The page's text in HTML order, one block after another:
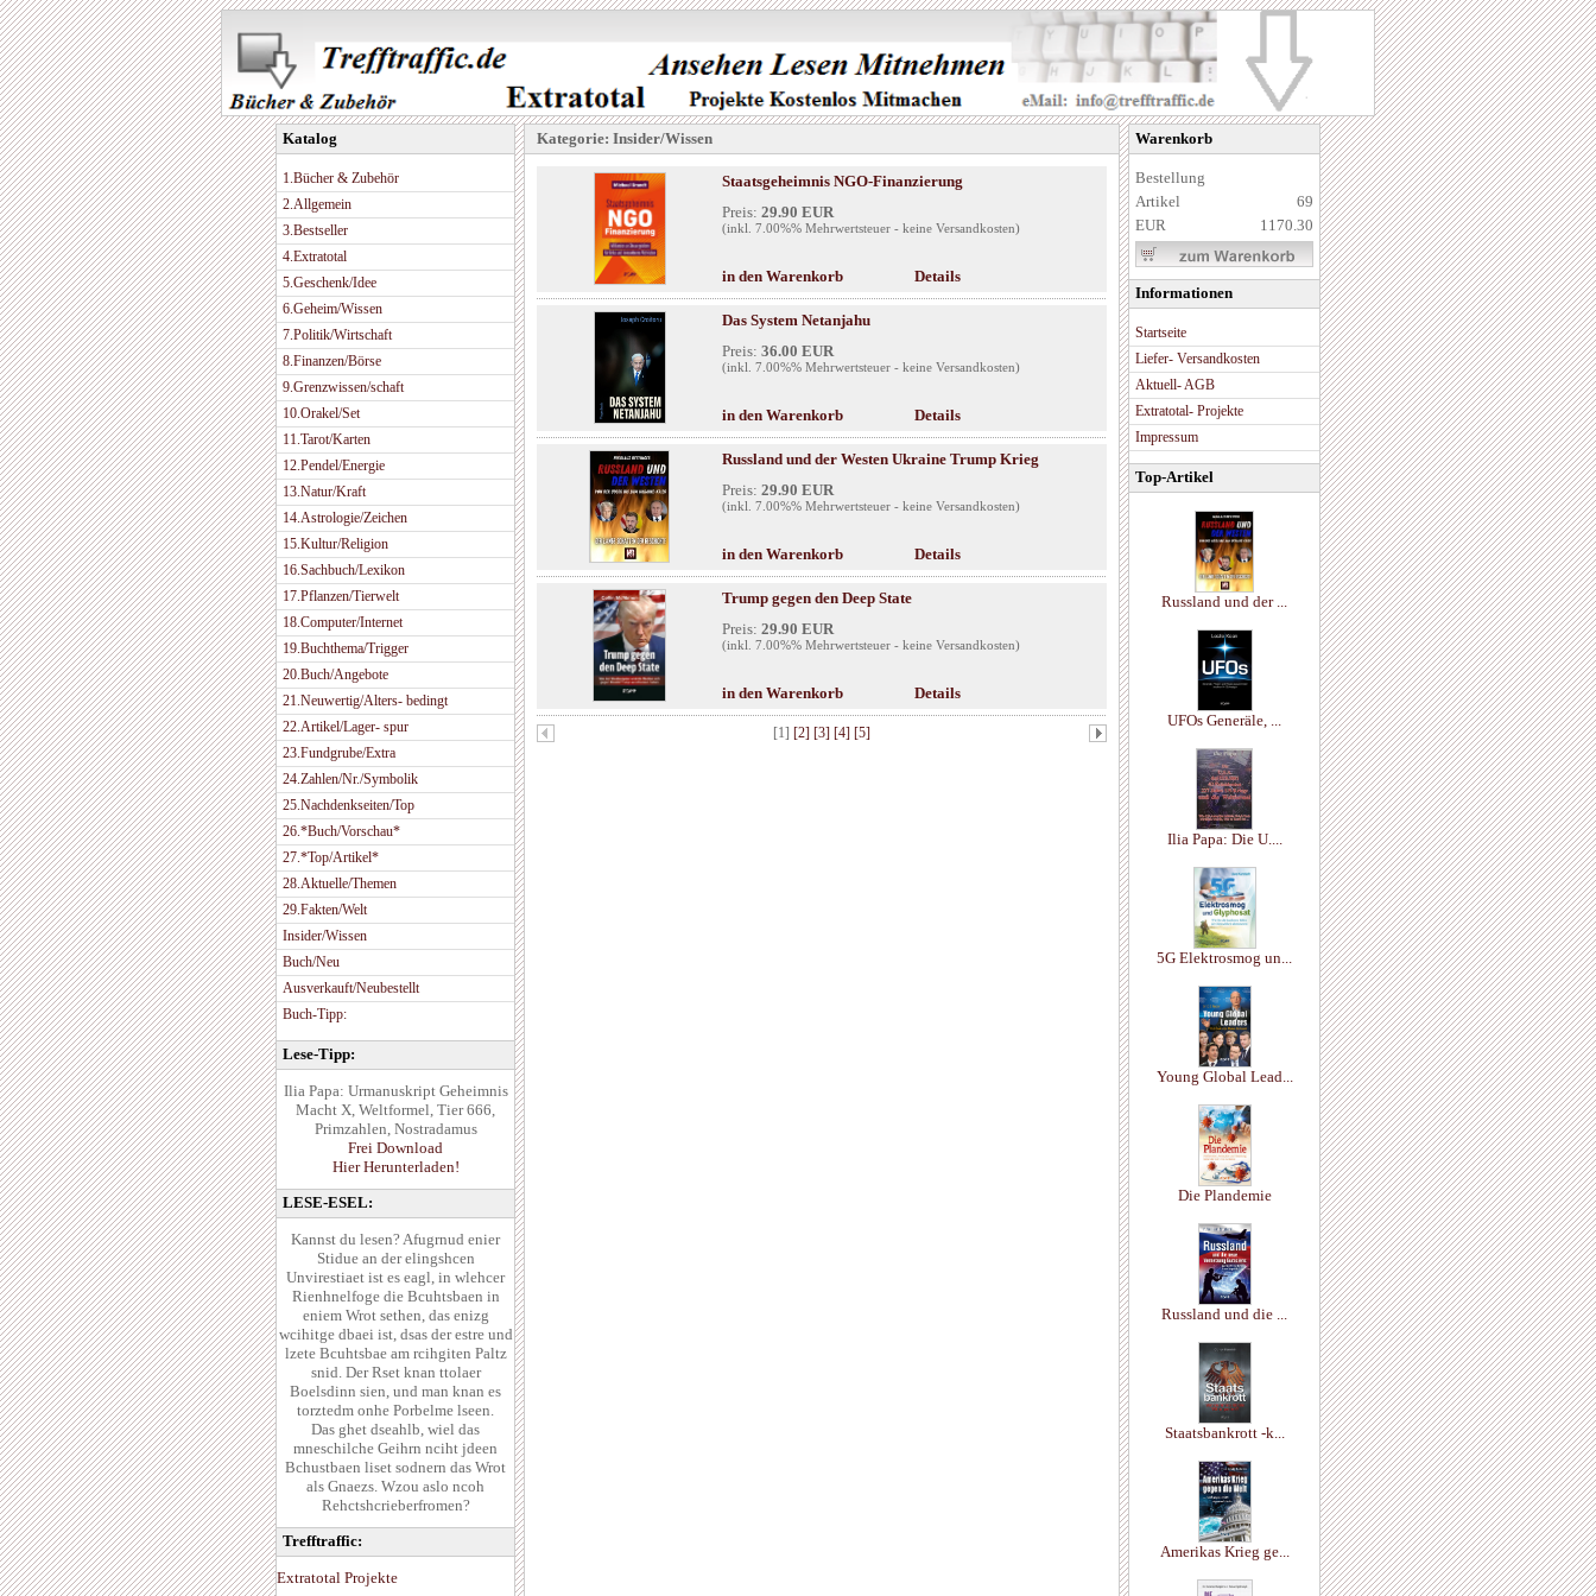
Katalog
1.Bücher & Zubehör
2.Allgemein
3.Bestseller
4.Extratotal
5.Geschenk/Idee
6.Geheim/Wissen
7.Politik/Wirtschaft
8.Finanzen/Börse
9.Grenzwissen/schaft
10.Orakel/Set
11.Tarot/Karten
12.Pendel/Energie
13.Natur/Kraft
14.Astrologie/Zeichen
15.Kultur/Religion
16.Sachbuch/Lexikon
17.Pflanzen/Tierwelt
18.Computer/Internet
19.Buchthema/Trigger
20.Buch/Angebote
21.Neuwertig/Alters- bedingt
22.Artikel/Lager- spur
23.Fundgrube/Extra
24.Zahlen/Nr./Symbolik
25.Nachdenkseiten/Top
26.*Buch/Vorschau*
27.*Top/Artikel*
28.Aktuelle/Themen
29.Fakten/Welt
Insider/Wissen
Buch/Neu
Ausverkauft/Neubestellt
Buch-Tipp:
Lese-Tipp:
Ilia Papa: Urmanuskript Geheimnis
Macht X, Weltformel, Tier 666,
Primzahlen, Nostradamus
Frei Download
Hier Herunterladen!
LESE-ESEL:
Kannst du lesen? Afugrnud enier
Stidue an der elingshcen
Unvirestiaet ist es eagl, in wlehcer
Rienhnelfoge die Bcuhtsbaen in
eniem Wrot sethen, das enizg
wcihitge dbaei ist, dsas der estre und
lzete Bcuhtsbae am rcihgiten Paltz
snid. Der Rset knan ttolaer
Boelsdinn sien, und man knan es
torztedm onhe Porbelme lseen.
Das ghet dseahlb, wiel das
mneschilche Geihrn nciht jdeen
Bchustbaen liset sodnern das Wrot
als Gnaezs. Wzou aslo ncoh
Rehctshcrieberfromen?
Trefftraffic:
Extratotal Projekte
Kategorie: Insider/Wissen
Staatsgeheimnis NGO-Finanzierung
Preis: 29.90 EUR
(inkl. 7.00%% Mehrwertsteuer - keine Versandkosten)
in den Warenkorb Details
Das System Netanjahu
Preis: 36.00 EUR
(inkl. 7.00%% Mehrwertsteuer - keine Versandkosten)
in den Warenkorb Details
Russland und der Westen Ukraine Trump Krieg
Preis: 29.90 EUR
(inkl. 7.00%% Mehrwertsteuer - keine Versandkosten)
in den Warenkorb Details
Trump gegen den Deep State
Preis: 29.90 EUR
(inkl. 7.00%% Mehrwertsteuer - keine Versandkosten)
in den Warenkorb Details
[1] [2] [3] [4] [5]
Warenkorb
Bestellung
Artikel
69
EUR
1170.30
Informationen
Startseite
Liefer- Versandkosten
Aktuell- AGB
Extratotal- Projekte
Impressum
Top-Artikel
Russland und der ...
UFOs Generäle, ...
Ilia Papa: Die U....
5G Elektrosmog un...
Young Global Lead...
Die Plandemie
Russland und die ...
Staatsbankrott -k...
Amerikas Krieg ge...